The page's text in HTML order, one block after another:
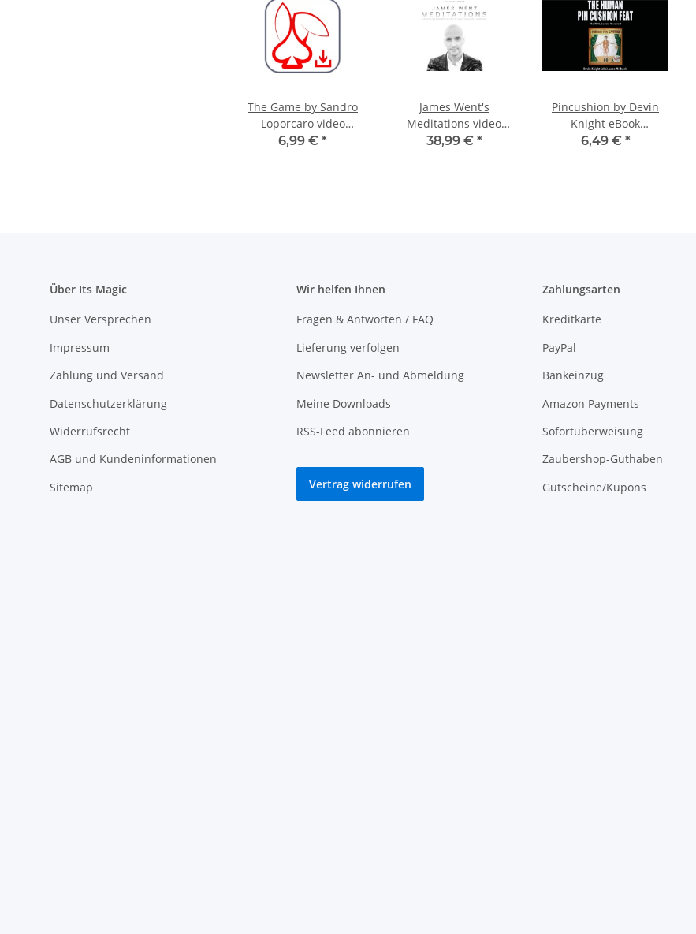
The Game by Sandro
Loporcaro video
DOWNLOAD
6,99 € *
James Went's
Meditations video
DOWNLOAD
38,99 € *
Pincushion by Devin
Knight eBook
DOWNLOAD
6,49 € *
Über Its Magic
Unser Versprechen
Impressum
Zahlung und Versand
Datenschutzerklärung
Widerrufsrecht
AGB und Kundeninformationen
Sitemap
Wir helfen Ihnen
Fragen & Antworten / FAQ
Lieferung verfolgen
Newsletter An- und Abmeldung
Meine Downloads
RSS-Feed abonnieren
Vertrag widerrufen
Zahlungsarten
Kreditkarte
PayPal
Bankeinzug
Amazon Payments
Sofortüberweisung
Zaubershop-Guthaben
Gutscheine/Kupons